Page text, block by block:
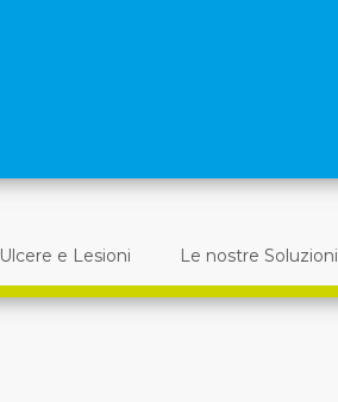
Ulcere e Lesioni Le nostre Soluzioni